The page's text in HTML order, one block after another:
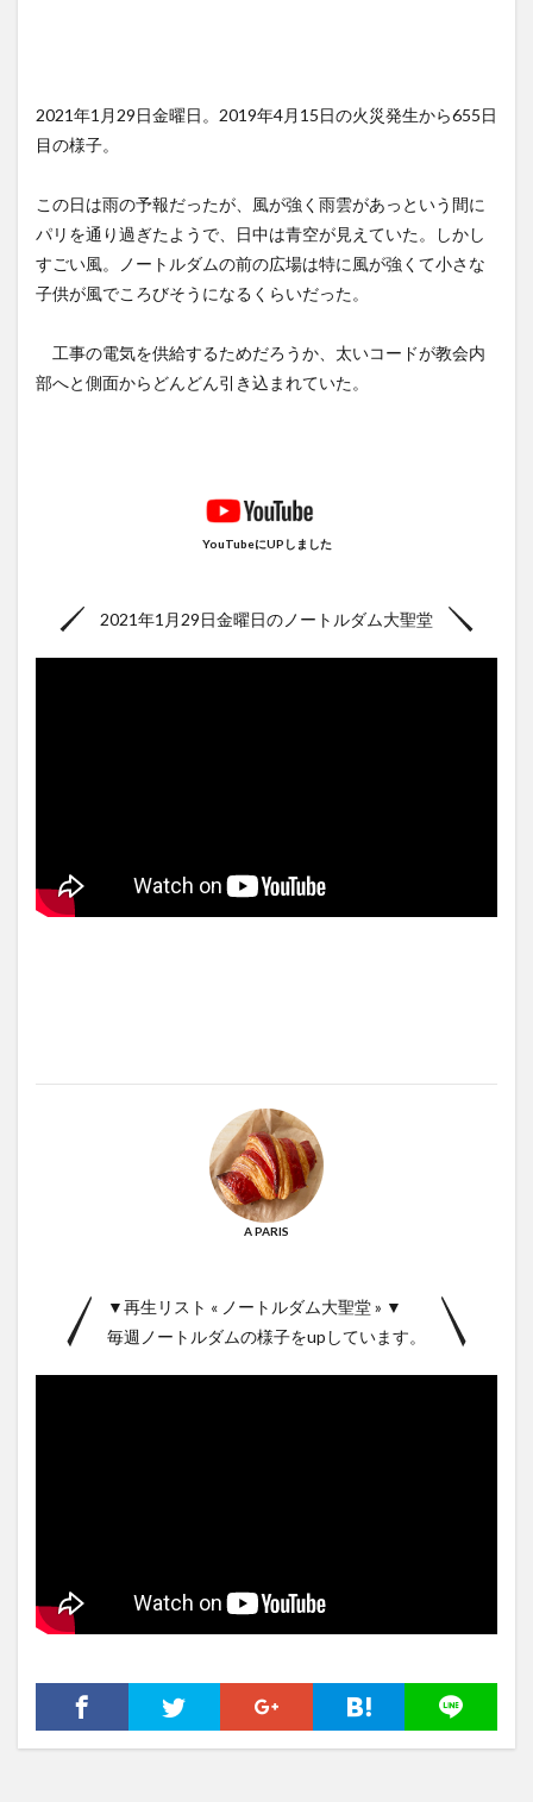
2021年1月29日金曜日。2019年4月15日の火災発生から655日
目の様子。
この日は雨の予報だったが、風が強く雨雲があっという間に
パリを通り過ぎたようで、日中は青空が見えていた。しかし
すごい風。ノートルダムの前の広場は特に風が強くて小さな
子供が風でころびそうになるくらいだった。
工事の電気を供給するためだろうか、太いコードが教会内
部へと側面からどんどん引き込まれていた。
YouTubeにUPしました
2021年1月29日金曜日のノートルダム大聖堂
A PARIS
▼再生リスト « ノートルダム大聖堂 » ▼
毎週ノートルダムの様子をupしています。